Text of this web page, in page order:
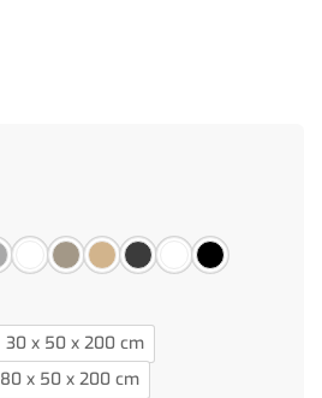
30 x 50 x 200 cm
80 x 50 x 200 cm